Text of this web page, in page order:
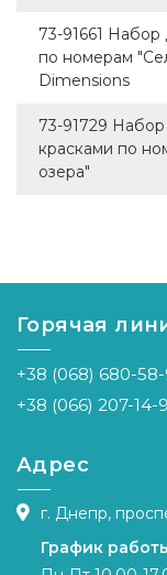
73-91661 Набор
по номерам
Dimensions
73-91729
красками по
озера"
Горячая
+38 (068) 680-
+38 (066) 207-14-
Адрес
г. Днепр,
График